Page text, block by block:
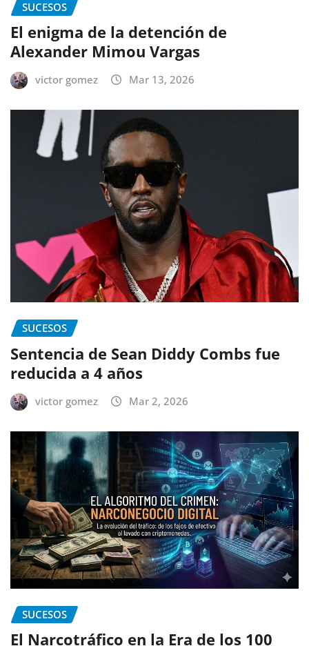
SUCESOS
El enigma de la detención de
Alexander Mimou Vargas
victor gomez Mar 13, 2026
SUCESOS
Sentencia de Sean Diddy Combs fue
reducida a 4 años
victor gomez Mar 2, 2026
SUCESOS
El Narcotráfico en la Era de los 100